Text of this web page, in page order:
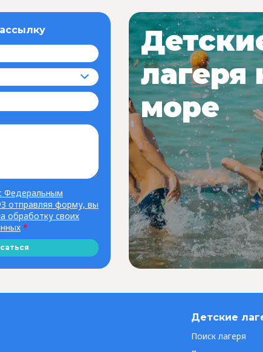
Федеральным
отправляя форму, вы
обработку своих
*
лагеря
море
Детские
Поиск лагеря